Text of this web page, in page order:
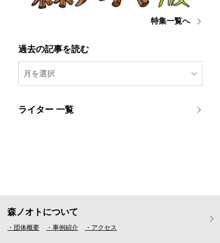
特集一覧へ
過去の記事を読む
月を選択
ライター 一覧
森ノオトについて
・団体概要 ・事例紹介 ・アクセス